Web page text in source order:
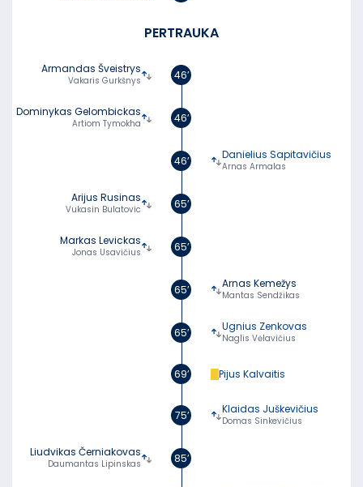
PERTRAUKA
Armandas Šveistrys
Vakaris Gurkšnys 46’
Dominykas Gelombickas
Artiom Tymokha 46’
46’ Danielius Sapitavičius
Arnas Armalas
Arijus Rusinas
Vukasin Bulatovic 65’
Markas Levickas
Jonas Usavičius 65’
65’ Arnas Kemežys
Mantas Sendžikas
65’ Ugnius Zenkovas
Naglis Vėlavičius
69’ Pijus Kalvaitis
75’ Klaidas Juškevičius
Domas Sinkevičius
Liudvikas Černiakovas
Daumantas Lipinskas 85’